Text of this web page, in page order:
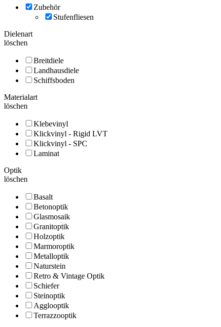
Zubehör
Stufenfliesen
Dielenart
löschen
Breitdiele
Landhausdiele
Schiffsboden
Materialart
löschen
Klebevinyl
Klickvinyl - Rigid LVT
Klickvinyl - SPC
Laminat
Optik
löschen
Basalt
Betonoptik
Glasmosaik
Granitoptik
Holzoptik
Marmoroptik
Metalloptik
Naturstein
Retro & Vintage Optik
Schiefer
Steinoptik
Agglooptik
Terrazzooptik